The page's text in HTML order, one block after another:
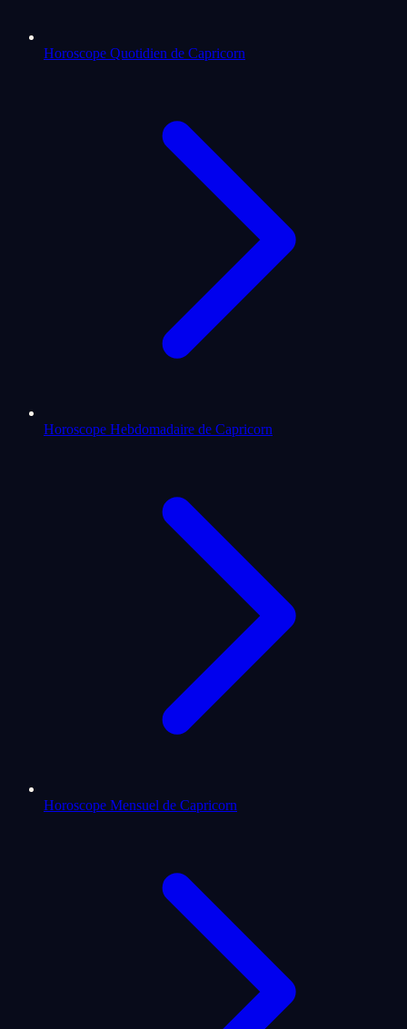
Horoscope Quotidien de Capricorn
Horoscope Hebdomadaire de Capricorn
Horoscope Mensuel de Capricorn